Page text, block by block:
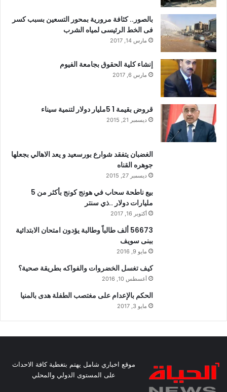
بالصور.. كثافة مرورية بمحور التسعين بسبب كسر
فى الخط الرئيسى لمياه الشرب
مارس 14, 2017
إنشاء كلية الحقوق بجامعة الفيوم
مارس 6, 2017
قروض بقيمة 1 5مليار دولار لتنمية سيناء
ديسمبر 21, 2015
الغضبان يتفقد شوارع بورسعيد و يعد الاهالي بجعلها
جوهره القناه
ديسمبر 27, 2015
بيع ناطحة سحاب في هونج كونج بأكثر من 5
مليارات دولار ..ذي سنتر
أكتوبر 16, 2017
56673 ألف طالباً وطالبة يؤدون امتحان الابتدائية
ببنى سويف
مايو 9, 2016
كيف تغسل الخضروات والفواكه بطريقة صحية؟
أغسطس 10, 2016
الحكم بالإعدام على مغتصب الطفلة هدى بالمنيا
مايو 3, 2017
موقع اخباري شامل يهتم بتغطية كافة الاحداث
على المستوى الدولي والمحلي